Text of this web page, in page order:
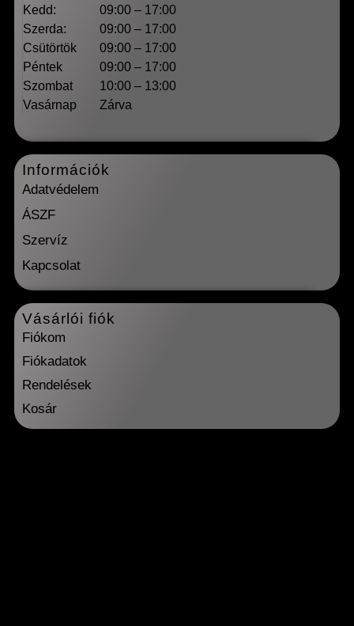
Kedd:
09:00 – 17:00
Szerda:
09:00 – 17:00
Csütörtök
09:00 – 17:00
Péntek
09:00 – 17:00
Szombat
10:00 – 13:00
Vasárnap
Zárva
Információk
Adatvédelem
ÁSZF
Szervíz
Kapcsolat
Vásárlói fiók
Fiókom
Fiókadatok
Rendelések
Kosár